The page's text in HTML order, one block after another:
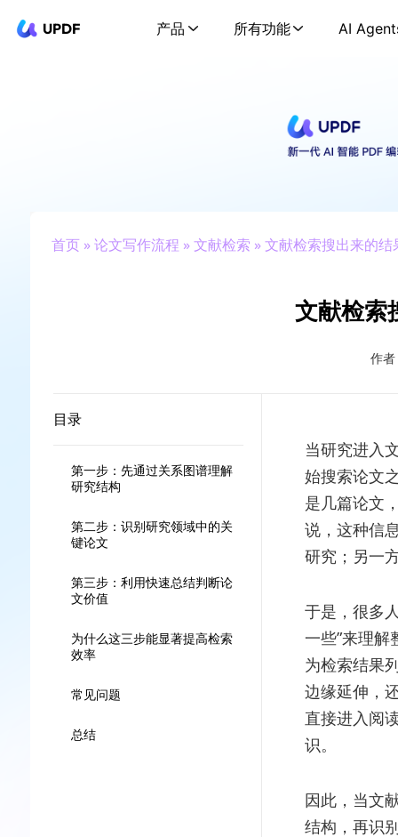
UPDF 产品 所有功能 AI
首页»论文写作流程 »文献检索 » 文献检索搜出来的
文献检索
作
目录
第一步：先通过关系图谱理解
研究结构
第二步：识别研究领域中的关
键论文
第三步：利用快速总结判断论
文价值
为什么这三步能显著提高检索
效率
常见问题
总结
当研究进入
始搜索论文
是几篇论文
说，这种信
研究；另一
于是，很多
一些”来理
为检索结果
边缘延伸，
直接进入阅
识。
因此，当文
结构，再识